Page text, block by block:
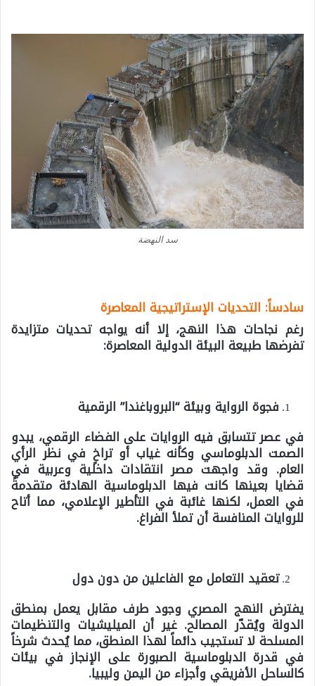
سد النهضة
سادساً: التحديات الإستراتيجية المعاصرة
رغم نجاحات هذا النهج، إلا أنه يواجهتحديات متزايدة
تفرضها طبيعة البيئة الدولية المعاصرة:
فجوة الرواية وبيئة“البروباغندا” الرقمية
في عصر تتسابق فيه الروايات على الفضاء الرقمي، يبدو
الصمت الدبلوماسي وكأنه غياب أو تراخٍ في نظر الرأي
العام. وقد واجهت مصر انتقادات داخلية وعربية في
قضايا بعينها كانت فيها الدبلوماسية الهادئة متقدمةً
في العمل، لكنها غائبة في التأطير الإعلامي، مما أتاح
للروايات المنافسة أن تملأ الفراغ.
تعقيد التعامل مع الفاعلين من دون دول
يفترض النهج المصري وجود طرف مقابل يعمل بمنطق
الدولة ويُقدّر المصالح. غير أن الميليشيات والتنظيمات
المسلحة لا تستجيب دائماً لهذا المنطق، مما يُحدث شرخاً
في قدرة الدبلوماسية الصبورة على الإنجاز في بيئات
كالساحل الأفريقي وأجزاء من اليمن وليبيا.